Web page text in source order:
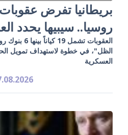
بريطانيا تفرض
روسيا.. سيبيها يحدد
الظل"، في خطوة لاستهداف تمويل
العسكرية